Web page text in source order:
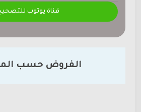
قناة يوتوب
الفروض حسب